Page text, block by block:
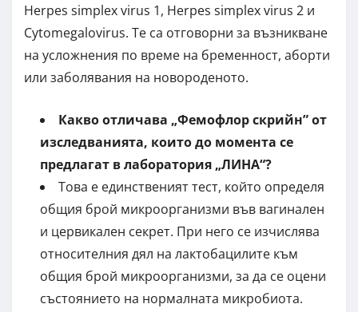
Herpes simplex virus 1, Herpes simplex virus 2 и
Cytomegalovirus. Те са отговорни за възникване
на усложнения по време на бременност, аборти
или заболявания на новороденото.
Какво отличава „Фемофлор скрийн” от
изследванията, които до момента се
предлагат в лаборатория „ЛИНА“?
Това е единственият тест, който определя
общия брой микроорганизми във вагинален
и цервикален секрет. При него се изчислява
относителния дял на лактобацилите към
общия брой микроорганизми, за да се оцени
състоянието на нормалната микробиота.